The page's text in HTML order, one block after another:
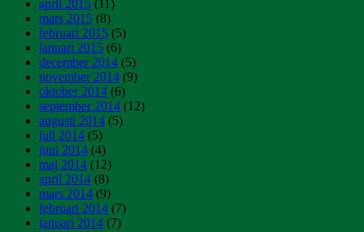
april 2015 (11)
mars 2015 (8)
februari 2015 (5)
januari 2015 (6)
december 2014 (5)
november 2014 (9)
oktober 2014 (6)
september 2014 (12)
augusti 2014 (5)
juli 2014 (5)
juni 2014 (4)
maj 2014 (12)
april 2014 (8)
mars 2014 (9)
februari 2014 (7)
januari 2014 (7)